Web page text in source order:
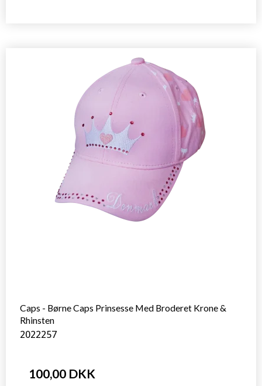
Caps - Børne Caps Prinsesse Med Broderet Krone &
Rhinsten
2022257
100,00 DKK